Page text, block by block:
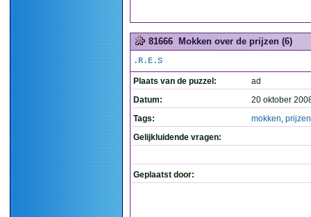
81666 Mokken over de prijzen (6)
.R.E.S
Plaats van de puzzel:
ad
Datum:
20 oktober
Tags:
mokken, prijzen
Gelijkluidende vragen:
Geplaatst door: